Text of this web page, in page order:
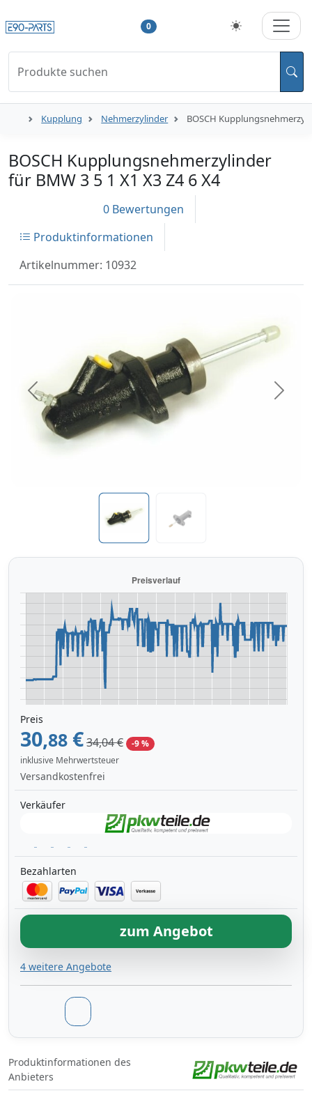
0
Produkte suchen
Kupplung Nehmerzylinder BOSCH
BOSCH Kupplungsnehmerzylinder
für BMW 3 5 1 X1 X3 Z4 6 X4
0 Bewertungen
Produktinformationen
Artikelnummer: 10932
Previous Next
Preis
30,88 €34,04 €
-9 %
inklusive Mehrwertsteuer
Versandkostenfrei
Verkäufer
Bezahlarten
zum Angebot
4 weitere Angebote
Produktinformationen des
Anbieters